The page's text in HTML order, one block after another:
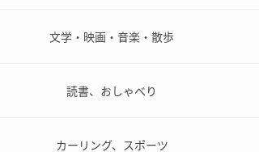
文学・映画・音楽・散歩
読書、おしゃべり
カーリング、スポーツ